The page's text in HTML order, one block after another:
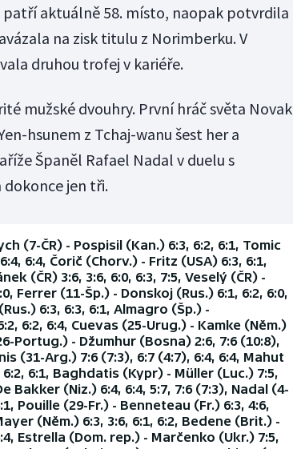
patří aktuálně 58. místo, naopak potvrdila
na zisk titulu z Norimberku. V
druhou trofej v kariéře.
mužské dvouhry. První hráč světa Novak
hsunem z Tchaj-wanu šest her a
Španěl Rafael Nadal v duelu s
jen tři.
(7-ČR) - Pospisil (Kan.) 6:3, 6:2, 6:1, Tomic
6:4, Čorič (Chorv.) - Fritz (USA) 6:3, 6:1,
(ČR) 3:6, 3:6, 6:0, 6:3, 7:5, Veselý (ČR) -
Ferrer (11-Šp.) - Donskoj (Rus.) 6:1, 6:2, 6:0,
6:3, 6:3, 6:1, Almagro (Šp.) -
6:2, 6:4, Cuevas (25-Urug.) - Kamke (Něm.)
Portug.) - Džumhur (Bosna) 2:6, 7:6 (10:8),
(31-Arg.) 7:6 (7:3), 6:7 (4:7), 6:4, 6:4, Mahut
6:1, Baghdatis (Kypr) - Müller (Luc.) 7:5,
Bakker (Niz.) 6:4, 6:4, 5:7, 7:6 (7:3), Nadal (4-
Pouille (29-Fr.) - Benneteau (Fr.) 6:3, 4:6,
(Něm.) 6:3, 3:6, 6:1, 6:2, Bedene (Brit.) -
Estrella (Dom. rep.) - Marčenko (Ukr.) 7:5,